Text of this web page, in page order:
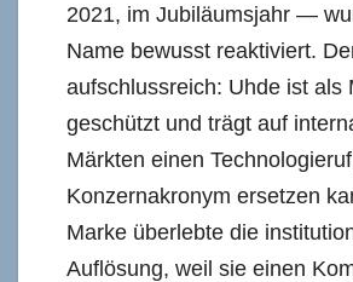
2021, im Jubiläumsjahr —
Name bewusst reaktiviert.
aufschlussreich: Uhde ist als
geschützt und trägt auf
Märkten einen
Konzernakronym ersetzen
Marke überlebte die
Auflösung, weil sie einen